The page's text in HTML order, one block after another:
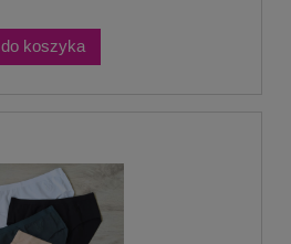
do koszyka